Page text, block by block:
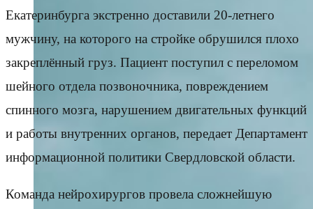
Екатеринбурга экстренно доставили 20-летнего
мужчину, на которого на стройке обрушился плохо
закреплённый груз. Пациент поступил с переломом
шейного отдела позвоночника, повреждением
спинного мозга, нарушением двигательных функций
и работы внутренних органов, передает Департамент
информационной политики Свердловской области.
Команда нейрохирургов провела сложнейшую